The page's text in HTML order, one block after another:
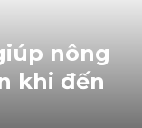
nông
khi đến